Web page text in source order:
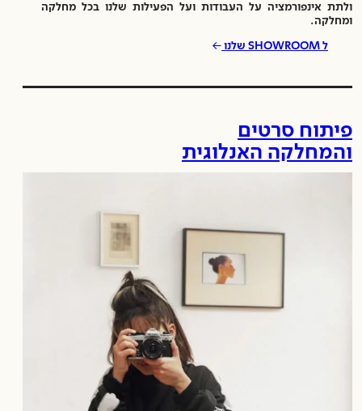
ולתת אינפורמציה על העבודות ועל הפעילות שלנו בכל מחלקה
ומחלקה.
ל SHOWROOM שלנו →
פיתוח סרטים
והמחלקה האנלוגית